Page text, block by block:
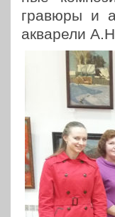
гравюры и
аква­ре­ли